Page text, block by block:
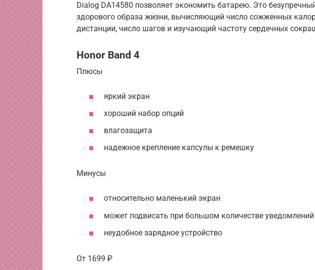
Dialog DA14580 позволяет экономить батарею. Это
здорового образа жизни, вычисляющий число сожженных
дистанции, число шагов и изучающий частоту сердечных
Honor Band 4
Плюсы
яркий экран
хороший набор опций
влагозащита
надежное крепление капсулы к ремешку
Минусы
относительно маленький экран
может подвисать при большом количестве уведомлений
неудобное зарядное устройство
От 1699 ₽